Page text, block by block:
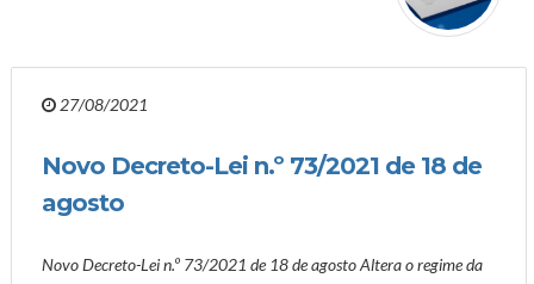
27/08/2021
Novo Decreto-Lei n.º 73/2021 de 18 de
agosto
Novo Decreto-Lei n.º 73/2021 de 18 de agosto Altera o regime da